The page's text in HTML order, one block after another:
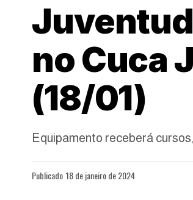
no Cuca
(18/01)
Equipamento receberá
Publicado 18 de janeiro de 2024